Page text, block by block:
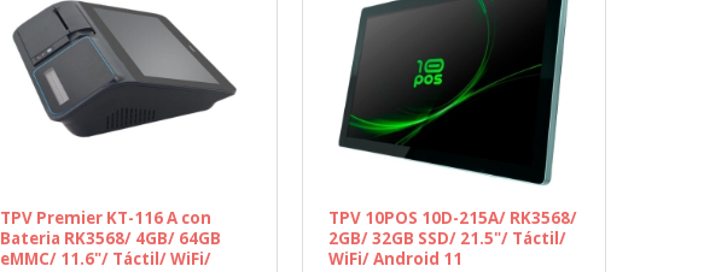
TPV Premier KT-116 A con
Bateria RK3568/ 4GB/ 64GB
eMMC/ 11.6"/ Táctil/ WiFi/
TPV 10POS 10D-215A/ RK3568/
2GB/ 32GB SSD/ 21.5"/ Táctil/
WiFi/ Android 11